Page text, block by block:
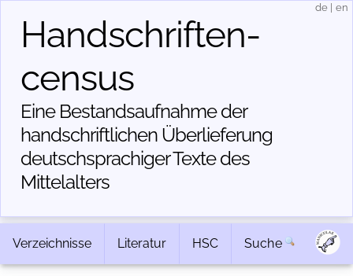
Handschriften­
census
Eine Bestandsaufnahme der
handschriftlichen Über­lieferung
deutschsprachiger Texte des
Mittelalters
de en
Verzeichnisse Literatur HSC Suche